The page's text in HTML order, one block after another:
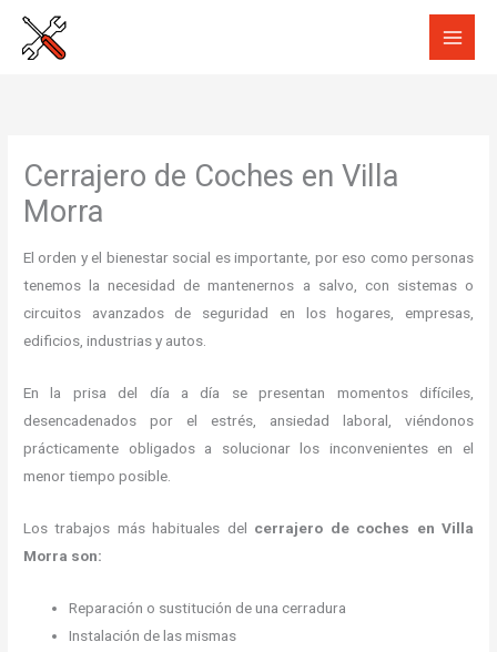
Cerrajero de Coches en Villa
Morra
El orden y el bienestar social es importante, por eso como personas
tenemos la necesidad de mantenernos a salvo, con sistemas o
circuitos avanzados de seguridad en los hogares, empresas,
edificios, industrias y autos.
En la prisa del día a día se presentan momentos difíciles,
desencadenados por el estrés, ansiedad laboral, viéndonos
prácticamente obligados a solucionar los inconvenientes en el
menor tiempo posible.
Los trabajos más habituales del cerrajero de coches en Villa
Morra son:
Reparación o sustitución de una cerradura
Instalación de las mismas